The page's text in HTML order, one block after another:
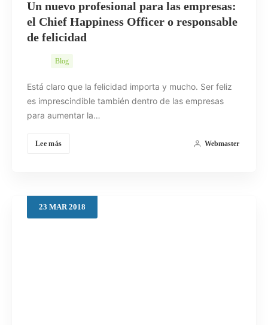
Un nuevo profesional para las empresas:
el Chief Happiness Officer o responsable
de felicidad
Blog
Está claro que la felicidad importa y mucho. Ser feliz
es imprescindible también dentro de las empresas
para aumentar la…
Lee más Webmaster
23 MAR2018